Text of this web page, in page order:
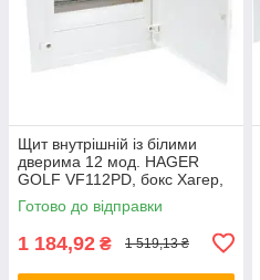
Щит внутрішній із білими
дверима 12 мод. HAGER
GOLF VF112РD, бокс Хагер,
шафа розподільна для
автоматів
Готово до відправки
1 184,92 ₴ 1 519,13 ₴